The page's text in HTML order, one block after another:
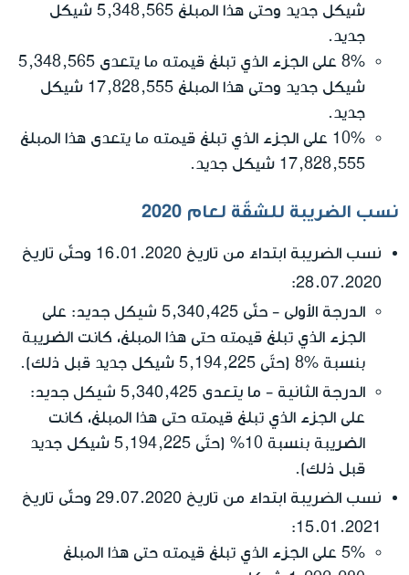
شيكل جديد وحتى هذا المبلغ 5,348,565 شيكل
جديد.
8% على الجزء الذي تبلغ قيمته ما يتعدى 5,348,565
شيكل جديد وحتى هذا المبلغ 17,828,555 شيكل
جديد.
10% على الجزء الذي تبلغ قيمته ما يتعدى هذا المبلغ
17,828,555 شيكل جديد.
نسب الضريبة للشقّة لعام 2020
نسب الضريبة ابتداءً من تاريخ 16.01.2020 وحتّى تاريخ
28.07.2020
:
الدرجة الأولى - حتّى 5,340,425 شيكل جديد
: على
الجزء الذي تبلغ قيمته حتى هذا المبلغ، كانت الضريبة
بنسبة %8 (حتّى 5,194,225 شيكل جديد قبل ذلك).
الدرجة الثانية - ما يتعدى 5,340,425 شيكل جديد
:
على الجزء الذي تبلغ قيمته حتى هذا المبلغ، كانت
الضريبة بنسبة 10% (حتّى 5,194,225 شيكل جديد
قبل ذلك).
نسب الضريبة ابتداءً من تاريخ 29.07.2020 وحتّى تاريخ
15.01.2021
:
5% على الجزء الذي تبلغ قيمته حتى هذا المبلغ